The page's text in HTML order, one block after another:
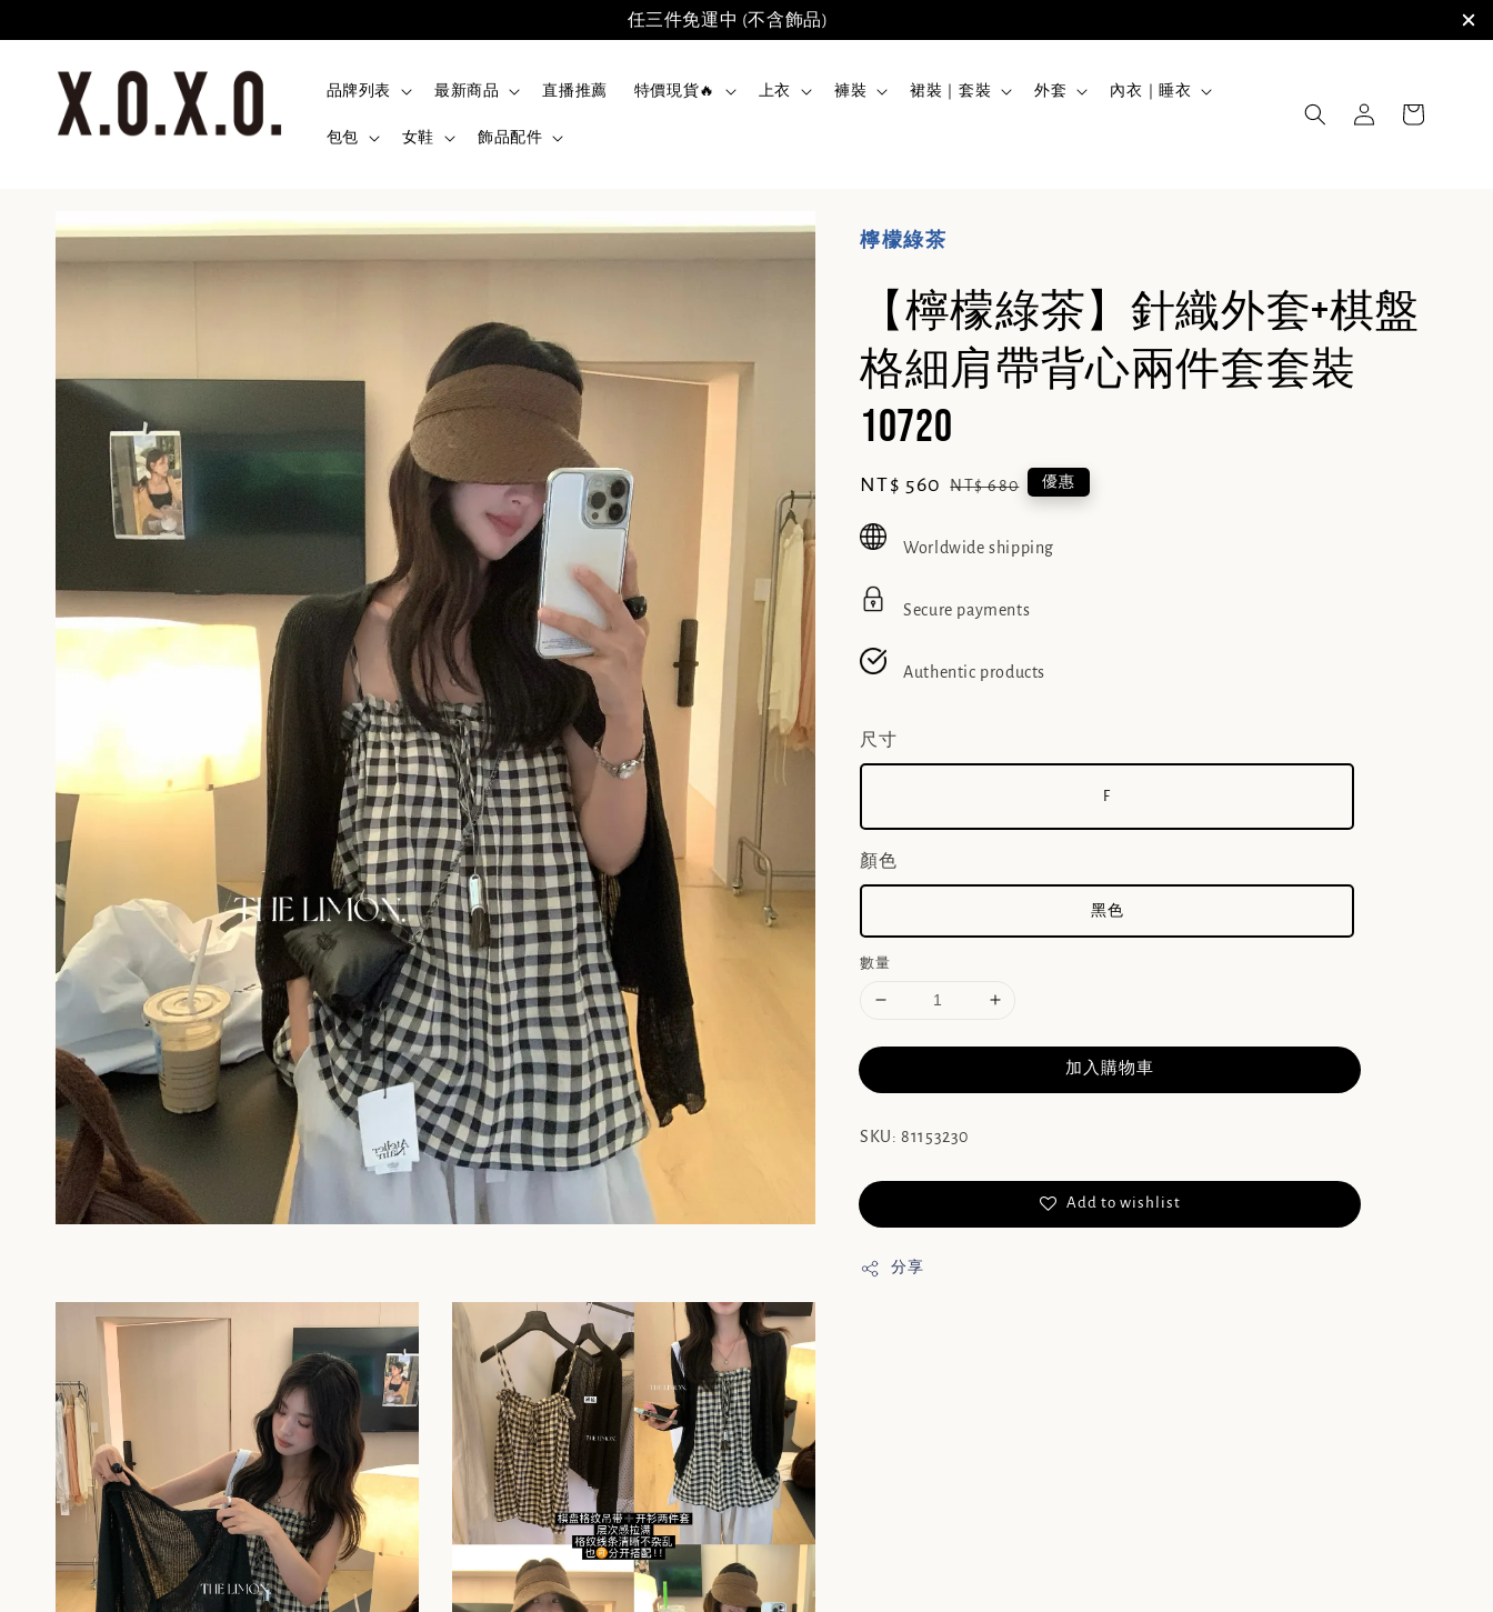
任三件免運中 (不含飾品)
品牌列表 最新商品 直播推薦 特價現貨🔥 上衣 褲裝 裙裝｜套裝 外套 內衣｜睡衣
包包 女鞋 飾品配件
檸檬綠茶
【檸檬綠茶】針織外套+棋盤
格細肩帶背心兩件套套裝
10720
Sale
NT$ 560 Regular
NT$ 680 優惠
Worldwide shipping
Secure payments
Authentic products
尺寸
F
顏色
黑色
數量
加入購物車
SKU: 81153230
Add to wishlist
分享